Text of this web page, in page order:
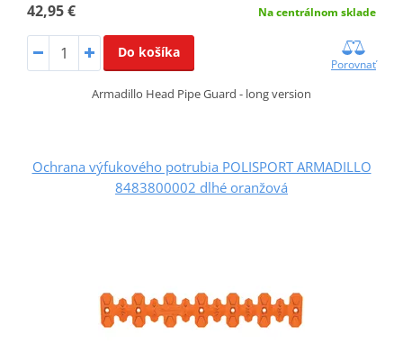
42,95 € Na centrálnom sklade
Do košíka
Porovnať
Armadillo Head Pipe Guard - long version
Ochrana výfukového potrubia POLISPORT ARMADILLO
8483800002 dlhé oranžová